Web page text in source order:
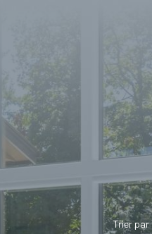
Trier par